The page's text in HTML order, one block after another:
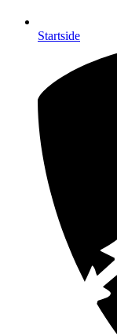
Startside